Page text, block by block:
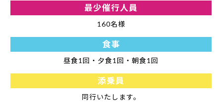
最少催行人員
160名様
食事
昼食1回・夕食1回・朝食1回
添乗員
同行いたします。